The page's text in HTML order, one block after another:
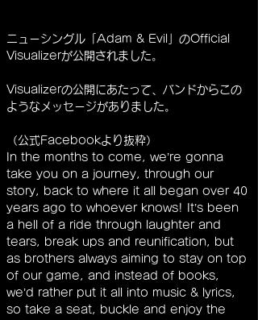
ニューシングル「Adam & Evil」のOfficial
Visualizerが公開されました。
Visualizerの公開にあたって、バンドからこの
ようなメッセージがありました。
（公式Facebookより抜粋）
In the months to come, we’re gonna
take you on a journey, through our
story, back to where it all began over 40
years ago to whoever knows! It’s been
a hell of a ride through laughter and
tears, break ups and reunification, but
as brothers always aiming to stay on top
of our game, and instead of books,
we’d rather put it all into music & lyrics,
so take a seat, buckle and enjoy the